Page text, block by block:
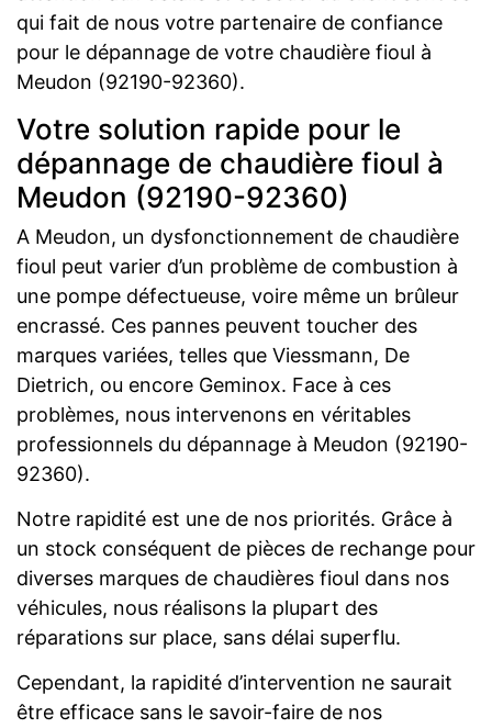
qui fait de nous votre partenaire de confiance
pour le dépannage de votre chaudière fioul à
Meudon (92190-92360).
Votre solution rapide pour le
dépannage de chaudière fioul à
Meudon (92190-92360)
A Meudon, un dysfonctionnement de chaudière
fioul peut varier d’un problème de combustion à
une pompe défectueuse, voire même un brûleur
encrassé. Ces pannes peuvent toucher des
marques variées, telles que Viessmann, De
Dietrich, ou encore Geminox. Face à ces
problèmes, nous intervenons en véritables
professionnels du dépannage à Meudon (92190-
92360).
Notre rapidité est une de nos priorités. Grâce à
un stock conséquent de pièces de rechange pour
diverses marques de chaudières fioul dans nos
véhicules, nous réalisons la plupart des
réparations sur place, sans délai superflu.
Cependant, la rapidité d’intervention ne saurait
être efficace sans le savoir-faire de nos